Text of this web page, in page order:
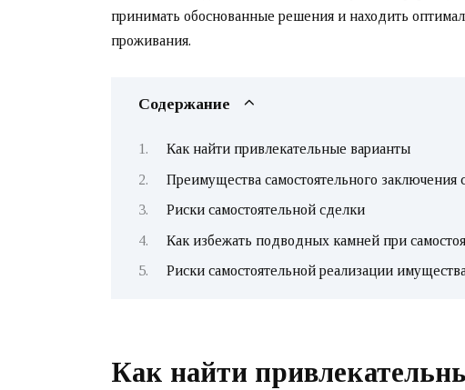
принимать обоснованные решения и находить
проживания.
Содержание
Как найти привлекательные варианты
Преимущества самостоятельного заключения
Риски самостоятельной сделки
Как избежать подводных камней при
Риски самостоятельной реализации
Как найти